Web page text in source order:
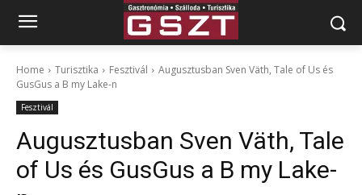
Home Turisztika Fesztivál
Augusztusban Sven Väth, Tale of Us és
GusGus a B my Lake-n
Fesztivál
Augusztusban Sven Väth, Tale
of Us és GusGus a B my Lake-